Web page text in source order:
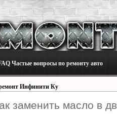
Частые вопросы по ремонту авто
Инфинити Ку
заменить масло в